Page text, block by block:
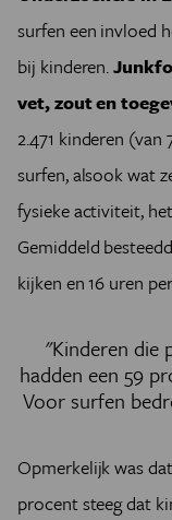
surfen een invloed
bij kinderen.
vet, zout en
2.471 kinderen
surfen, alsook wat
fysieke activiteit,
Gemiddeld
kijken en 16 uren
"Kinderen die
hadden een 59
Voor surfen
Opmerkelijk was
procent steeg dat